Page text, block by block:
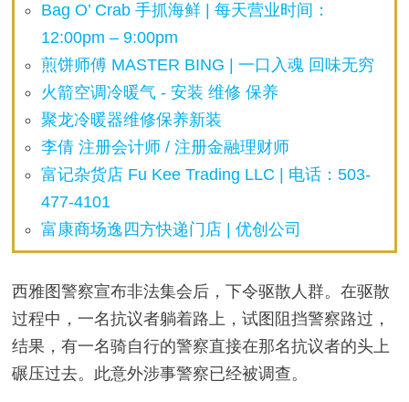
Bag O’ Crab 手抓海鲜 | 每天营业时间：
12:00pm – 9:00pm
煎饼师傅 MASTER BING | 一口入魂 回味无穷
火箭空调冷暖气 - 安装 维修 保养
聚龙冷暖器维修保养新装
李倩 注册会计师 / 注册金融理财师
富记杂货店 Fu Kee Trading LLC | 电话：503-
477-4101
富康商场逸四方快递门店 | 优创公司
西雅图警察宣布非法集会后，下令驱散人群。在驱散
过程中，一名抗议者躺着路上，试图阻挡警察路过，
结果，有一名骑自行的警察直接在那名抗议者的头上
碾压过去。此意外涉事警察已经被调查。